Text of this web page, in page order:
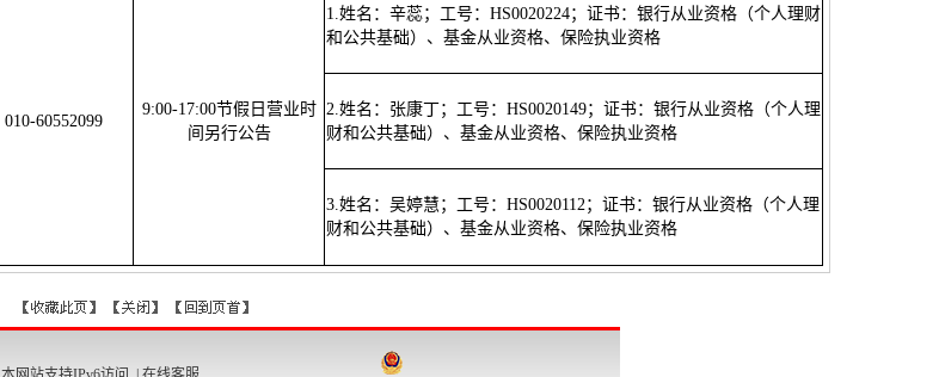
010-60552099
9:00-17:00节假日营业时
间另行公告
1.姓名：辛蕊；工号：HS0020224；证书：银行从业资格（个人理财
和公共基础）、基金从业资格、保险执业资格
2.姓名：张康丁；工号：HS0020149；证书：银行从业资格（个人理
财和公共基础）、基金从业资格、保险执业资格
3.姓名：吴婷慧；工号：HS0020112；证书：银行从业资格（个人理
财和公共基础）、基金从业资格、保险执业资格